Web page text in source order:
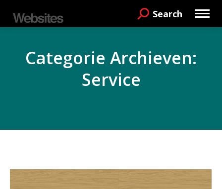
Search:Search
Categorie Archieven:
Service